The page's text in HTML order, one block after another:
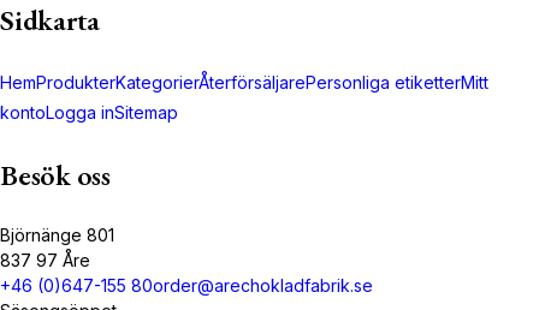
Sidkarta
HemProdukterKategorierÅterförsäljarePersonliga etiketterMitt
kontoLogga inSitemap
Besök oss
Björnänge 801
837 97 Åre
+46 (0)647-155 80order@arechokladfabrik.se